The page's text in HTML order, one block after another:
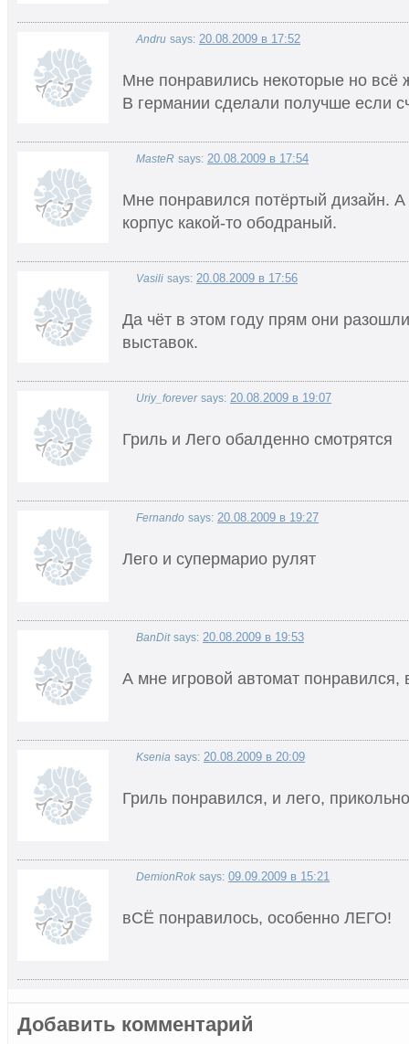
Andru says: 20.08.2009 в 17:52
Мне понравились некоторые но всё
В германии сделали получше если
MasteR says: 20.08.2009 в 17:54
Мне понравился потёртый дизайн. А
корпус какой-то ободраный.
Vasili says: 20.08.2009 в 17:56
Да чёт в этом году прям они
выставок.
Uriy_forever says: 20.08.2009 в 19:07
Гриль и Лего обалденно смотрятся
Fernando says: 20.08.2009 в 19:27
Лего и супермарио рулят
BanDit says: 20.08.2009 в 19:53
А мне игровой автомат понравился,
Ksenia says: 20.08.2009 в 20:09
Гриль понравился, и лего, прикольно
DemionRok says: 09.09.2009 в 15:21
вСЁ понравилось, особенно ЛЕГО!
Добавить комментарий